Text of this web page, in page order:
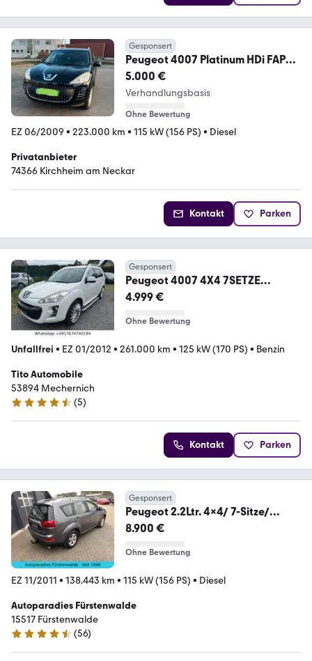
Gesponsert
Peugeot 4007 Platinum HDi FAP
155 5 STR Platinium
5.000 €
Verhandlungsbasis
Ohne Bewertung
EZ 06/2009 • 223.000 km • 115 kW (156 PS) • Diesel
Privatanbieter
74366 Kirchheim am Neckar
Kontakt Parken
Gesponsert
Peugeot 4007 4X4 7SETZE
AUTOMATICK
4.999 €
Ohne Bewertung
Unfallfrei • EZ 01/2012 • 261.000 km • 125 kW (170 PS) • Benzin
Tito Automobile
53894 Mechernich
4.3 Sterne
(5)
Kontakt Parken
Gesponsert
Peugeot 2.2Ltr. 4x4/ 7-Sitze/
1.Hand/ AHK
8.900 €
Ohne Bewertung
EZ 11/2011 • 138.443 km • 115 kW (156 PS) • Diesel
Autoparadies Fürstenwalde
15517 Fürstenwalde
4.3 Sterne
(56)